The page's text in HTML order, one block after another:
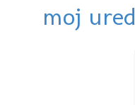
moj ured